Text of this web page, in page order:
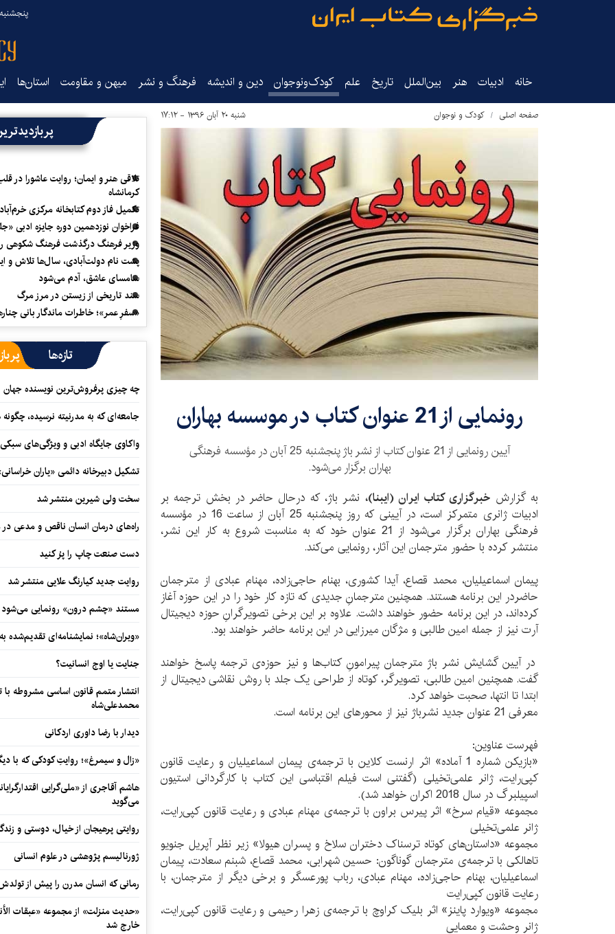
پنجشنبه ۱۵ مرداد
خانه ادبیات هنر بین‌الملل تاریخ‌ علم کودک‌ونوجوان دین و اندیشه فرهنگ و نشر میهن و مقاومت استان‌ها
صفحه اصلی کودک و نوجوان شنبه ۲۰ آبان ۱۳۹۶ - ۱۷:۱۲
رونمایی از 21 عنوان کتاب در موسسه بهاران
آیین رونمایی از 21 عنوان کتاب از نشر باژ پنجشنبه 25 آبان در مؤسسه فرهنگی
بهاران برگزار می‌شود.
به گزارش خبرگزاری کتاب ایران (ایبنا)، نشر باژ، که درحال حاضر در بخش ترجمه بر
ادبیات ژانری متمرکز است، در آیینی که روز پنجشنبه 25 آبان از ساعت 16 در مؤسسه
فرهنگی بهاران برگزار می‌شود از 21 عنوان خود که به مناسبت شروع به کار این نشر،
منتشر کرده با حضور مترجمان این آثار، رونمایی می‌کند.
پیمان اسماعیلیان، محمد قصاع، آیدا کشوری، بهنام حاجی‌زاده، مهنام عبادی از مترجمان
حاضردر این برنامه هستند. همچنین مترجمانِ جدیدی که تازه کار خود را در این حوزه آغاز
کرده‌اند، در این برنامه حضور خواهند داشت. علاوه بر این برخی تصویرگرانِ حوزه‌ دیجیتال
آرت نیز از جمله امین طالبی و مژگان میرزایی در این برنامه حاضر خواهند بود.
در آیین گشایش نشر باژ مترجمان پیرامونِ کتاب‌ها و نیز حوزه‌ی ترجمه پاسخ خواهند
گفت. همچنین امین طالبی، تصویرگر، کوتاه از طراحی یک جلد با روش نقاشی دیجیتال از
ابتدا تا انتها، صحبت خواهد کرد.
معرفی 21 عنوان جدید نشرباژ نیز از محورهای این برنامه است.
فهرست عناوین:
«بازیکن شماره 1 آماده» اثر ارنست کلاین با ترجمه‌ی پیمان اسماعیلیان و رعایت قانون
کپی‌رایت، ژانر علمی‌تخیلی (گفتنی است فیلم اقتباسی این کتاب با کارگردانی استیون
اسپیلبرگ در سال 2018 اکران خواهد شد).
مجموعه «قیام سرخ» اثر پیرس براون با ترجمه‌ی مهنام عبادی و رعایت قانون کپی‌رایت،
ژانر علمی‌تخیلی
مجموعه «داستان‌های کوتاه ترسناک دختران سلاخ و پسران هیولا» زیر نظر آپریل جنویو
تاهالکی با ترجمه‌ی مترجمان گوناگون: حسین شهرابی، محمد قصاع، شبنم سعادت، پیمان
اسماعیلیان، بهنام حاجی‌زاده، مهنام عبادی، رباب پورعسگر و برخی دیگر از مترجمان، با
رعایت قانون کپی‌رایت
مجموعه «ویوارد پاینز» اثر بلیک کراوچ با ترجمه‌ی زهرا رحیمی و رعایت قانون کپی‌رایت،
ژانر وحشت و معمایی
تلاقی هنر و ایمان؛ روایت عاشورا در
کرمانشاه
تکمیل فاز دوم کتابخانه مرکزی
فراخوان نوزدهمین دوره جایزه ادبی
وزیر فرهنگ درگذشت فرهنگ شکوهی
پشت نام دولت‌آبادی، سال‌ها تلاش و
سامسای عاشق، آدم می‌شود
سند تاریخی از زیستن در مرز مرگ
«سفرِ عمر»؛ خاطرات ماندگار بانی
تازه‌ها
چه چیزی پرفروش‌ترین نویسنده جهان
جامعه‌ای که به مدرنیته نرسیده،
واکاوی جایگاه ادبی و ویژگی‌های
تشکیل دبیرخانه دائمی «یاران
سخت ولی شیرین منتشر شد
راه‌های درمان انسان ناقص و مدعی
دست صنعت چاپ را پرُ کنید
روایت جدید کیارنگ علایی منتشر شد
مستند «چشم درون» رونمایی می‌شود
«ویران‌شاه»؛ نمایشنامه‌ای تقدیم‌شده
جنایت یا اوج انسانیت؟
انتشار متمم قانون اساسی مشروطه
محمدعلی‌شاه
دیدار با رضا داوری اردکانی
«زال و سیمرغ»؛ روایتِ کودکی که با
هاشم آقاجری از «ملی‌گرایی
می‌گوید
روایتی پرهیجان از خیال، دوستی و
ژورنالیسم پژوهشی در علوم انسانی
رمانی که انسان مدرن را پیش از
«حدیث منزلت» از مجموعه «عبقات
خارج شد